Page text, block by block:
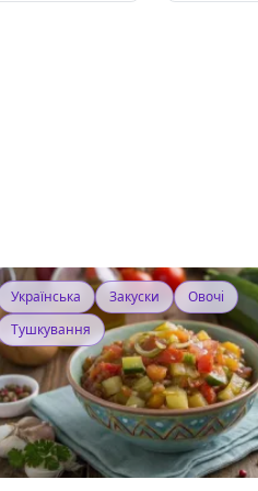
Українська Закуски
Овочі
Тушкування